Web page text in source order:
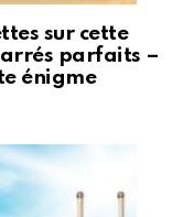
sur cette
parfaits –
énigme